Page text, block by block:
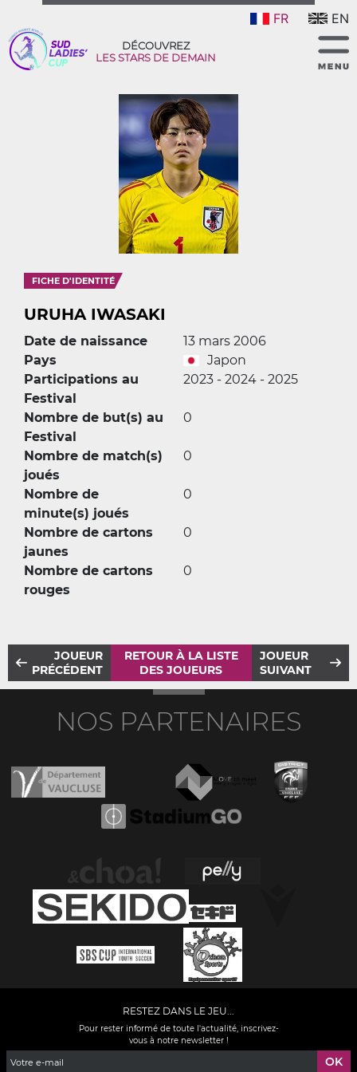
FR EN
DÉCOUVREZ
LES STARS DE DEMAIN
FICHE D'IDENTITÉ
URUHA IWASAKI
Date de naissance
13 mars 2006
Pays
Japon
Participations au
Festival
2023 - 2024 - 2025
Nombre de but(s) au
Festival
0
Nombre de match(s)
joués
0
Nombre de
minute(s) joués
0
Nombre de cartons
jaunes
0
Nombre de cartons
rouges
0
JOUEUR
PRÉCÉDENT
RETOUR À LA LISTE
DES JOUEURS
JOUEUR
SUIVANT
NOS PARTENAIRES
RESTEZ DANS LE JEU...
Pour rester informé de toute l'actualité, inscrivez-
vous à notre newsletter !